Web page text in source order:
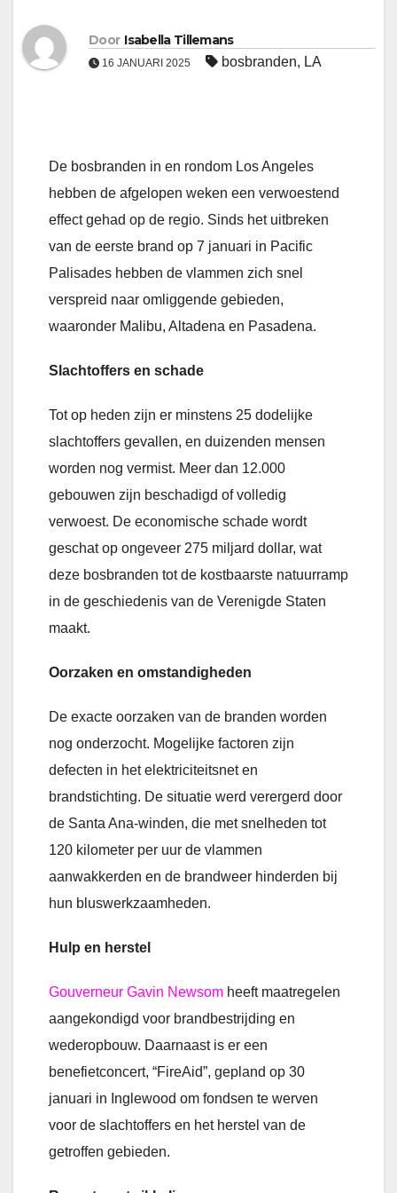
Door Isabella Tillemans
16 JANUARI 2025 bosbranden, LA
De bosbranden in en rondom Los Angeles
hebben de afgelopen weken een verwoestend
effect gehad op de regio. Sinds het uitbreken
van de eerste brand op 7 januari in Pacific
Palisades hebben de vlammen zich snel
verspreid naar omliggende gebieden,
waaronder Malibu, Altadena en Pasadena.
Slachtoffers en schade
Tot op heden zijn er minstens 25 dodelijke
slachtoffers gevallen, en duizenden mensen
worden nog vermist. Meer dan 12.000
gebouwen zijn beschadigd of volledig
verwoest. De economische schade wordt
geschat op ongeveer 275 miljard dollar, wat
deze bosbranden tot de kostbaarste natuurramp
in de geschiedenis van de Verenigde Staten
maakt.
Oorzaken en omstandigheden
De exacte oorzaken van de branden worden
nog onderzocht. Mogelijke factoren zijn
defecten in het elektriciteitsnet en
brandstichting. De situatie werd verergerd door
de Santa Ana-winden, die met snelheden tot
120 kilometer per uur de vlammen
aanwakkerden en de brandweer hinderden bij
hun bluswerkzaamheden.
Hulp en herstel
Gouverneur Gavin Newsom heeft maatregelen
aangekondigd voor brandbestrijding en
wederopbouw. Daarnaast is er een
benefietconcert, “FireAid”, gepland op 30
januari in Inglewood om fondsen te werven
voor de slachtoffers en het herstel van de
getroffen gebieden.